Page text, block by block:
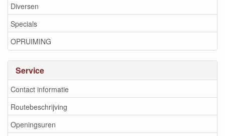
Diversen
Specials
OPRUIMING
Service
Contact informatie
Routebeschrijving
Openingsuren